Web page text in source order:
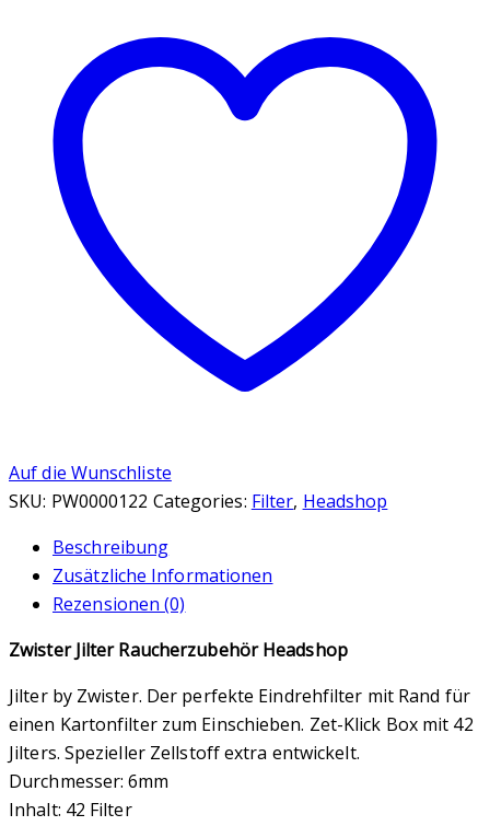
Auf die Wunschliste
SKU: PW0000122 Categories: Filter, Headshop
Beschreibung
Zusätzliche Informationen
Rezensionen (0)
Zwister Jilter Raucherzubehör Headshop
Jilter by Zwister. Der perfekte Eindrehfilter mit Rand für
einen Kartonfilter zum Einschieben. Zet-Klick Box mit 42
Jilters. Spezieller Zellstoff extra entwickelt.
Durchmesser: 6mm
Inhalt: 42 Filter